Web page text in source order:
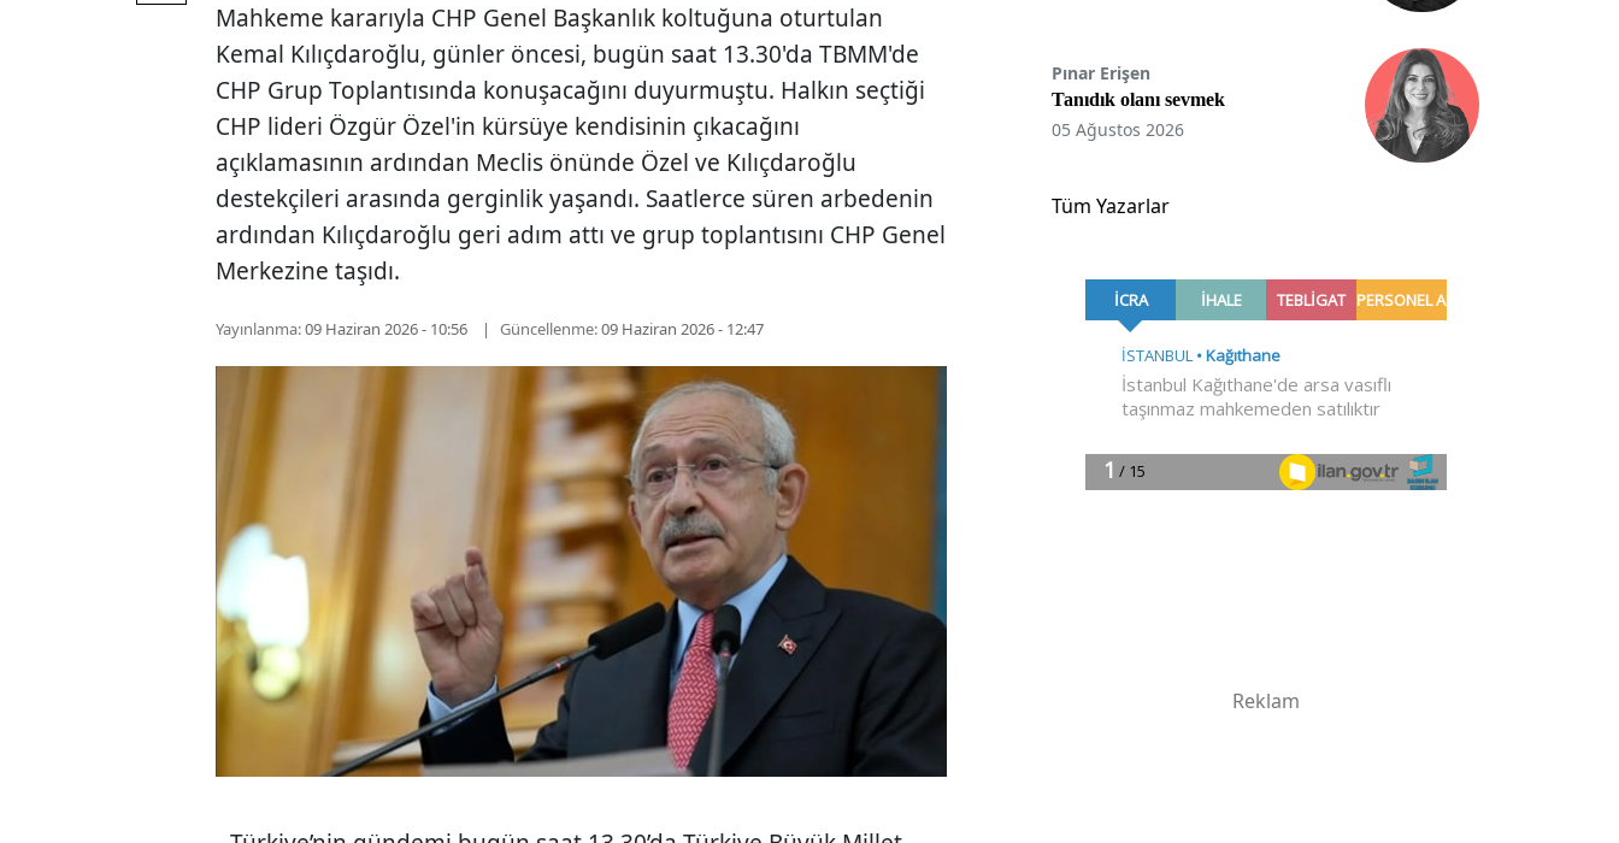
Mahkeme kararıyla CHP Genel Başkanlık koltuğuna oturtulan
Kemal Kılıçdaroğlu, günler öncesi, bugün saat 13.30'da TBMM'de
CHP Grup Toplantısında konuşacağını duyurmuştu. Halkın seçtiği
CHP lideri Özgür Özel'in kürsüye kendisinin çıkacağını
açıklamasının ardından Meclis önünde Özel ve Kılıçdaroğlu
destekçileri arasında gerginlik yaşandı. Saatlerce süren arbedenin
ardından Kılıçdaroğlu geri adım attı ve grup toplantısını CHP Genel
Merkezine taşıdı.
Yayınlanma:09 Haziran 2026 - 10:56 Güncellenme:09 Haziran 2026 - 12:47
Pınar Erişen
Tanıdık olanı sevmek
05 Ağustos 2026
Tüm Yazarlar